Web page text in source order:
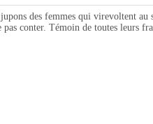
des femmes qui virevoltent au
conter. Témoin de toutes leurs